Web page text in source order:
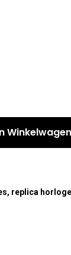
Winkelwagen
, replica